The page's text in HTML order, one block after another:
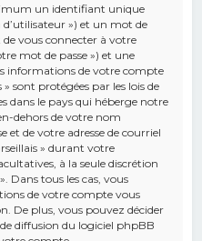
un identifiant unique
») et un mot de
vous connecter à votre
mot de passe ») et une
informations de votre compte
sont protégées par les lois de
dans le pays qui héberge notre
dehors de votre nom
et de votre adresse de courriel
» durant votre
à la seule discrétion
Dans tous les cas, vous
de votre compte vous
De plus, vous pouvez décider
diffusion du logiciel phpBB